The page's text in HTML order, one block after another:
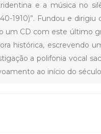
e a música no
1910)”. Fundou e
um CD com este último
histórica, escrevendo
a polifonia vocal
ao início do